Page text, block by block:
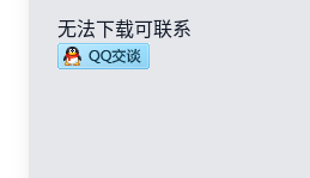
无法下载可联系